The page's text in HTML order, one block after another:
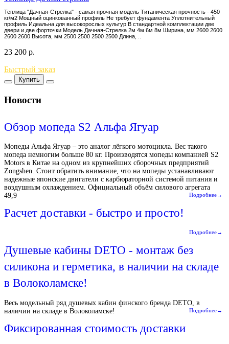
Теплица "Дачная-Стрелка" - самая прочная модель Титаническая прочность - 450
кг/м2 Мощный оцинкованный профиль Не требует фундамента Уплотнительный
профиль Идеальна для высокорослых культур В стандартной комплектации две
двери и две форточки Модель Дачная-Стрелка 2м 4м 6м 8м Ширина, мм 2600 2600
2600 2600 Высота, мм 2500 2500 2500 2500 Длина, ..
23 200 р.
Быстрый заказ
Купить
Новости
Обзор мопеда S2 Альфа Ягуар
Мопеды Альфа Ягуар – это аналог лёгкого мотоцикла. Вес такого
мопеда немногим больше 80 кг. Производятся мопеды компанией S2
Motors в Китае на одном из крупнейших сборочных предприятий
Zongshen. Стоит обратить внимание, что на мопеды устанавливают
надежные японские двигатели с карбюраторной системой питания и
воздушным охлаждением. Официальный объём силового агрегата
49,9
Подробнее→
Расчет доставки - быстро и просто!
Подробнее→
Душевые кабины DETO - монтаж без
силикона и герметика, в наличии на складе
в Волоколамске!
Весь модельный ряд душевых кабин финского бренда DETO, в
наличии на складе в Волоколамске!
Подробнее→
Фиксированная стоимость доставки